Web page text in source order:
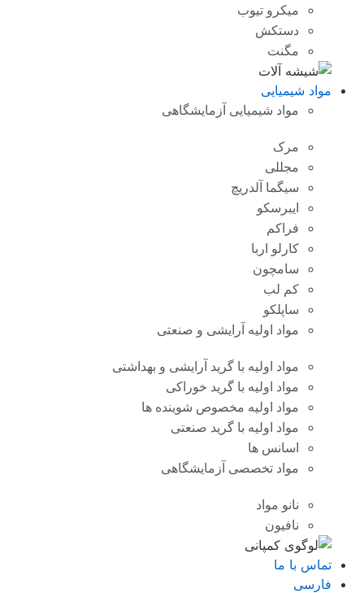
میکرو تیوب
دستکش
مگنت
مواد شیمیایی
مواد شیمیایی آزمایشگاهی
مرک
مجللی
سیگما آلدریچ
ایبرسکو
فراکم
کارلو اربا
سامچون
کم لب
ساپلکو
مواد اولیه آرایشی و صنعتی
مواد اولیه با گرید آرایشی و بهداشتی
مواد اولیه با گرید خوراکی
مواد اولیه مخصوص شوینده ها
مواد اولیه با گرید صنعتی
اسانس ها
مواد تخصصی آزمایشگاهی
نانو مواد
نافیون
تماس با ما
فارسی